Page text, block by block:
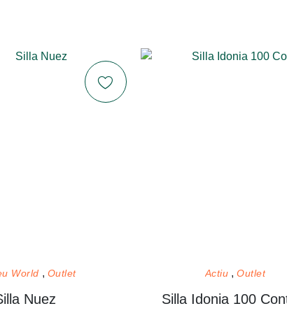
World Outlet
Nuez
Actiu Outlet
Silla Idonia 100